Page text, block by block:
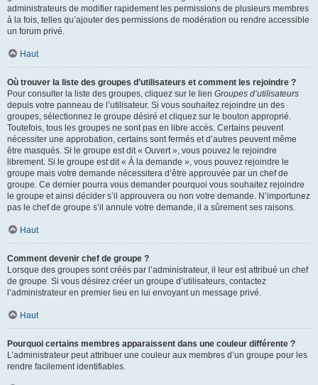
administrateurs de modifier rapidement les permissions de plusieurs membres
à la fois, telles qu’ajouter des permissions de modération ou rendre accessible
un forum privé.
Haut
Où trouver la liste des groupes d’utilisateurs et comment les rejoindre ?
Pour consulter la liste des groupes, cliquez sur le lien Groupes d’utilisateurs
depuis votre panneau de l’utilisateur. Si vous souhaitez rejoindre un des
groupes, sélectionnez le groupe désiré et cliquez sur le bouton approprié.
Toutefois, tous les groupes ne sont pas en libre accès. Certains peuvent
nécessiter une approbation, certains sont fermés et d’autres peuvent même
être masqués. Si le groupe est dit « Ouvert », vous pouvez le rejoindre
librement. Si le groupe est dit « À la demande », vous pouvez rejoindre le
groupe mais votre demande nécessitera d’être approuvée par un chef de
groupe. Ce dernier pourra vous demander pourquoi vous souhaitez rejoindre
le groupe et ainsi décider s’il approuvera ou non votre demande. N’importunez
pas le chef de groupe s’il annule votre demande, il a sûrement ses raisons.
Haut
Comment devenir chef de groupe ?
Lorsque des groupes sont créés par l’administrateur, il leur est attribué un chef
de groupe. Si vous désirez créer un groupe d’utilisateurs, contactez
l’administrateur en premier lieu en lui envoyant un message privé.
Haut
Pourquoi certains membres apparaissent dans une couleur différente ?
L’administrateur peut attribuer une couleur aux membres d’un groupe pour les
rendre facilement identifiables.